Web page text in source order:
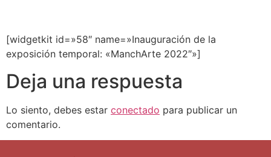
[widgetkit id=»58″ name=»Inauguración de la
exposición temporal: «ManchArte 2022″»]
Deja una respuesta
Lo siento, debes estar conectado para publicar un
comentario.